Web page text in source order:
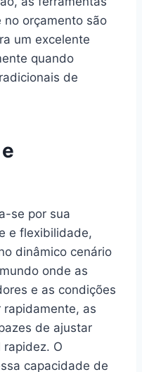
orçamento são
um excelente
quando
de
se por sua
e flexibilidade,
dinâmico cenário
onde as
e as condições
as
de ajustar
O
capacidade de